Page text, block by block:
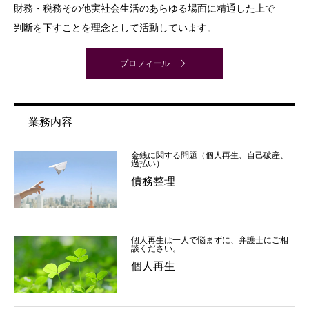
財務・税務その他実社会生活のあらゆる場面に精通した上で
判断を下すことを理念として活動しています。
プロフィール
業務内容
金銭に関する問題（個人再生、自己破産、
過払い）
債務整理
個人再生は一人で悩まずに、弁護士にご相
談ください。
個人再生